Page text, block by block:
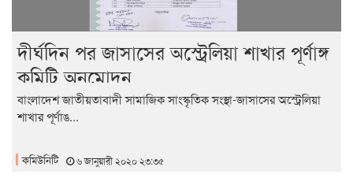
দীর্ঘদিন পর জাসাসের অস্ট্রেলিয়া শাখার পূর্ণাঙ্গ
কমিটি অনুমোদন
বাংলাদেশ জাতীয়তাবাদী সামাজিক সাংস্কৃতিক সংস্থা-জাসাসের অস্ট্রেলিয়া
শাখার পূর্ণাঙ...
কমিউনিটি ৬ জানুয়ারী ২০২০ ২৩:৩৫